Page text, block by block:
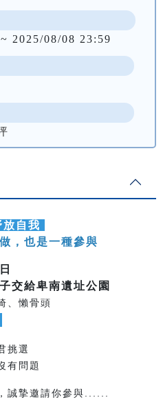
2025/08/08 23:59
自我
，也是一種參與
交給卑南遺址公園
、懶骨頭
挑選
有問題
誠摯邀請你參與......